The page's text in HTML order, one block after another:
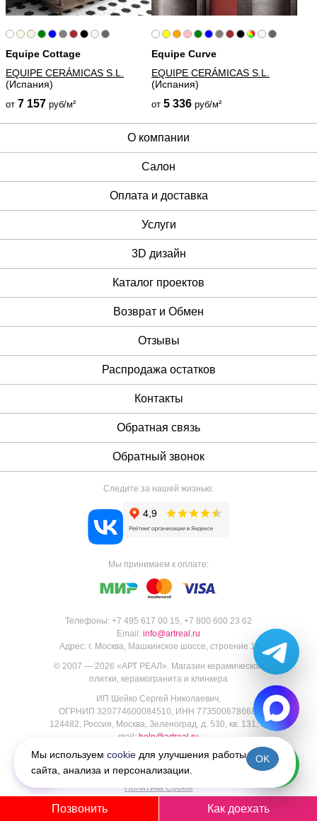
Equipe Cottage
EQUIPE CERÁMICAS S.L.
(Испания)
от 7 157 руб/м²
Equipe Curve
EQUIPE CERÁMICAS S.L.
(Испания)
от 5 336 руб/м²
О компании
Cалон
Оплата и доставка
Услуги
3D дизайн
Каталог проектов
Возврат и Обмен
Отзывы
Распродажа остатков
Контакты
Обратная связь
Обратный звонок
Телефоны: +7 495 617 00 15, +7 800 600 23 62
Email: info@artreal.ru
Адрес: г. Москва, Машкинское шоссе, строение 1.
© 2007 — 2026 «АРТ РЕАЛ ». Магазин керамической
плитки, керамогранита и клинкера
ИП Шейко Сергей Николаевич,
ОГРНИП 320774600084510, ИНН 773500678668,
124482, Россия, Москва, Зеленоград, д. 530, кв. 131, e-
mail: help@artreal.ru
Пользовательское соглашение
Политика конфиденциальности
Согласие на обработку персональных данных
Политика Cookie
Следите за нашей жизнью:
Мы принимаем к оплате:
Позвонить Как доехать
Мы используем cookie для улучшения работы
сайта, анализа и персонализации.
OK